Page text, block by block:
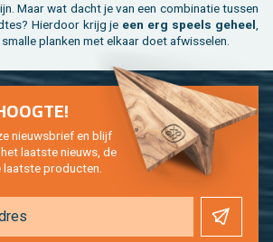
Maar wat dacht je van een com­bi­na­tie tus­sen
Hier­door krijg je een erg speels ge­heel,
plan­ken met el­kaar doet af­wis­se­len.
nieuws­brief en blijf
laat­ste nieuws, de
pro­duc­ten.